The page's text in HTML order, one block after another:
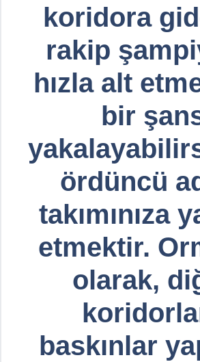
koridora
rakip
hızla alt
bir
ördüncü
takımınıza
etmektir.
olarak,
baskınlar